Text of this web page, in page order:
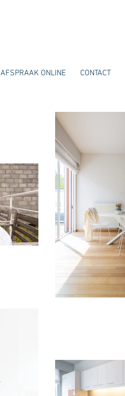
AFSPRAAK ONLINE CONTACT